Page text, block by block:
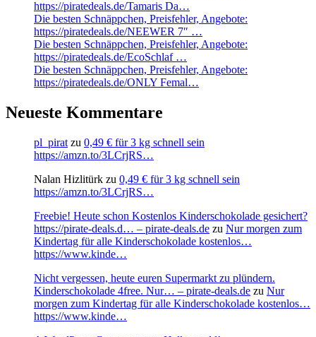
https://piratedeals.de/Tamaris Da…
Die besten Schnäppchen, Preisfehler, Angebote:
https://piratedeals.de/NEEWER 7″ …
Die besten Schnäppchen, Preisfehler, Angebote:
https://piratedeals.de/EcoSchlaf …
Die besten Schnäppchen, Preisfehler, Angebote:
https://piratedeals.de/ONLY Femal…
Neueste Kommentare
pl_pirat zu 0,49 € für 3 kg schnell sein
https://amzn.to/3LCrjRS…
Nalan Hizlitürk zu 0,49 € für 3 kg schnell sein
https://amzn.to/3LCrjRS…
Freebie! Heute schon Kostenlos Kinderschokolade gesichert?
https://pirate-deals.d… – pirate-deals.de zu Nur morgen zum
Kindertag für alle Kinderschokolade kostenlos…
https://www.kinde…
Nicht vergessen, heute euren Supermarkt zu plündern.
Kinderschokolade 4free. Nur… – pirate-deals.de zu Nur
morgen zum Kindertag für alle Kinderschokolade kostenlos…
https://www.kinde…